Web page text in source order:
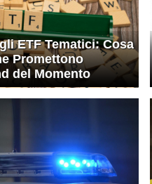
ETF Tematici: Cosa
Promettono
del Momento